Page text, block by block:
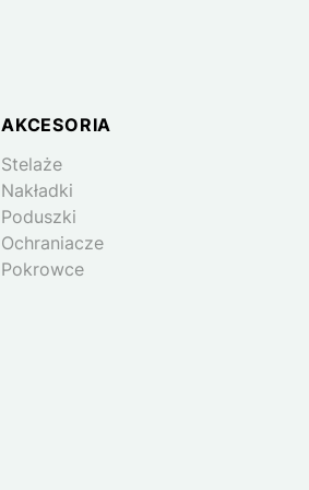
AKCESORIA
Stelaże
Nakładki
Poduszki
Ochraniacze
Pokrowce